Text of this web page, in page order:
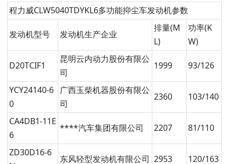
程力威CLW5040TDYKL6多功能抑尘车发动机参数
发动机型号 发动机生产企业
排量(M
L)
功率(K
W)
D20TCIF1
昆明云内动力股份有限公
司
1999 93/126
YCY24140-6
0
广西玉柴机器股份有限公
司
2360 103/140
CA4DB1-11E
6
****汽车集团有限公司 2207 81/110
ZD30D16-6
东风轻型发动机有限公司 2953 120/163